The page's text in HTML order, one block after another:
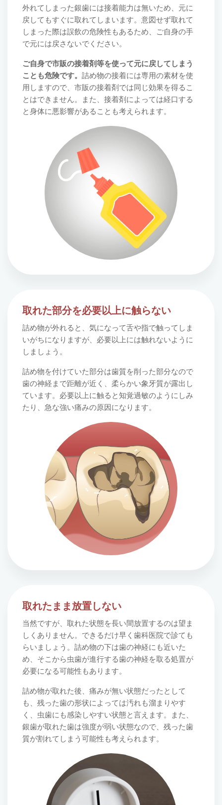
外れてしまった銀歯には接着能力は無いため、元に
戻してもすぐに取れてしまいます。意図せず取れて
しまった際は誤飲の危険性もあるため、ご自身の手
で元には戻さないでください。
ご自身で市販の接着剤等を使って元に戻してしまう
ことも危険です。 詰め物の接着には専用の素材を使
用しますので、市販の接着剤では同じ効果を得るこ
とはできません。また、接着剤によっては経口する
と身体に悪影響があることも考えられます。
取れた部分を必要以上に触らない
詰め物が外れると、気になって舌や指で触ってしま
いがちになりますが、必要以上には触れないように
しましょう。
詰め物を付けていた部分は歯質を削った部分なので
歯の神経まで距離が近く、柔らかい象牙質が露出し
ています。必要以上に触ると知覚過敏のようにしみ
たり、急な強い痛みの原因になります。
取れたまま放置しない
当然ですが、取れた状態を長い間放置するのは望ま
しくありません。できるだけ早く歯科医院で診ても
らいましょう。詰め物の下は歯の神経にも近いた
め、そこから虫歯が進行する歯の神経を取る処置が
必要になる可能性もあります。
詰め物が取れた後、痛みが無い状態だったとして
も、残った歯の形状によっては汚れも溜まりやす
く、虫歯にも感染しやすい状態と言えます。また、
銀歯が取れた歯は強度が弱い状態なので、残った歯
質が割れてしまう可能性も考えられます。